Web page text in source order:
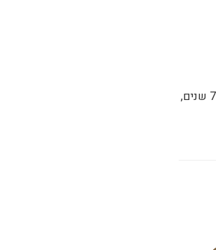
במידה והמטופל בחר לעבור קולונוסקופיה והבדיקה היתה תקינה לחלוטין, הקולונוסקופיה הבאה יכולה להיות לאחר 7-10 שנים,